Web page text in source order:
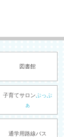
図書館
子育てサロンぷっぷ
ぁ
通学用路線バス